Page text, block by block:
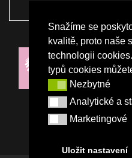
Snažíme se
kvalitě, proto naše
technologii
typů cookies
NezbytnéNezbytné
Analytické a
Analytické a
Marketingové
Marketingové
Uložit nastavení
NAŠI